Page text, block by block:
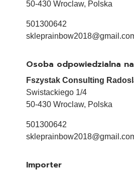
50-430 Wroclaw, Polska
501300642
Osoba odpowiedzialna
Fszystak Consulting
Swistackiego 1/4
50-430 Wroclaw, Polska
501300642
Importer